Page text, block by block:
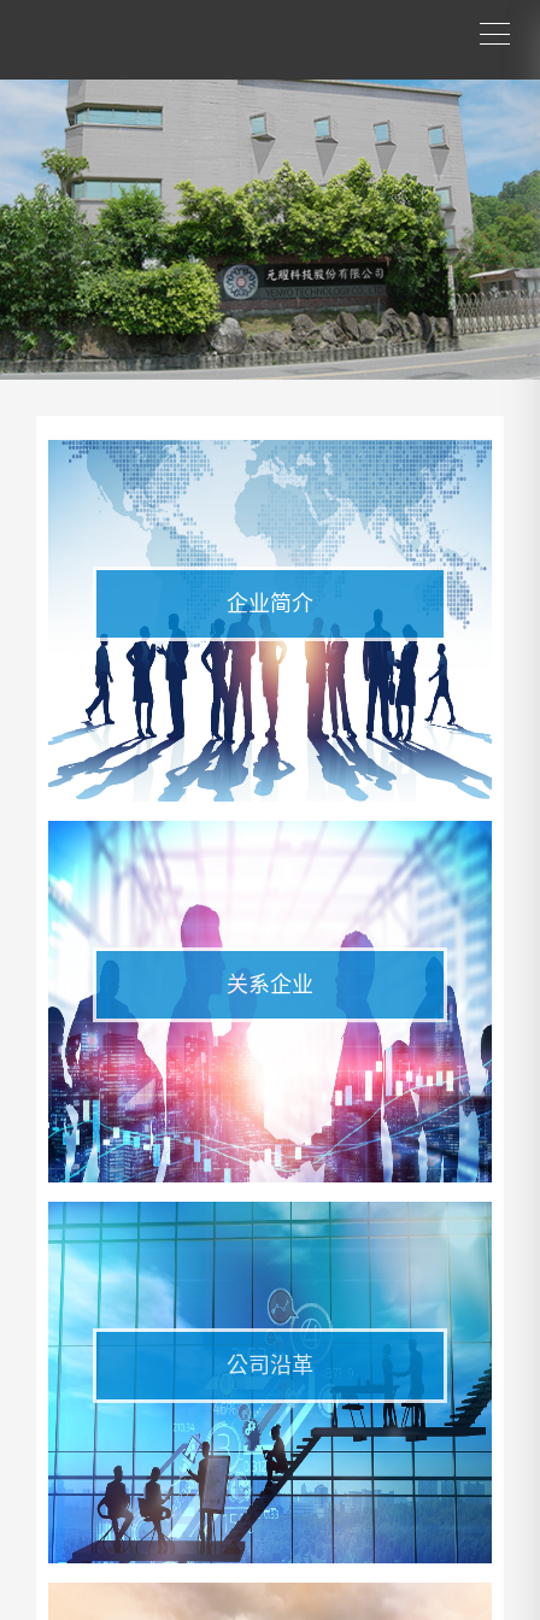
企业简介
企业简介
关系企业
关系企业
公司沿革